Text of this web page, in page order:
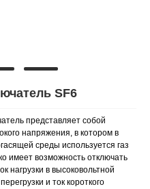
SF6
представляет собой
напряжения, в котором в
среды используется газ
имеет возможность отключать
нагрузки в высоковольтной
и ток короткого